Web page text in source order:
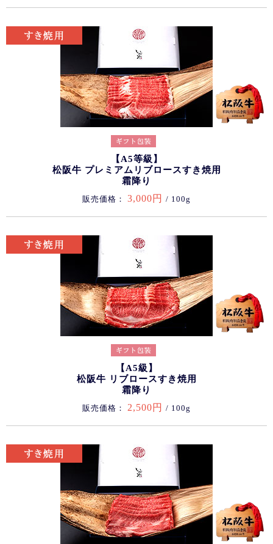
【A5等級】
松阪牛 プレミアムリブロースすき焼用
霜降り
販売価格： 3,000円 / 100g
【A5級】
松阪牛 リブロースすき焼用
霜降り
販売価格： 2,500円 / 100g